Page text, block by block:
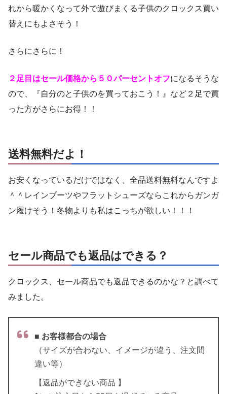
れから暖かくなって外で遊びまくる子供のクロックス買い
替えにもよさそう！
さらにさらに！
２足目はセール価格から５０パーセントオフになるそうな
ので、『自分のと子供のを買っておこう！』など２足で買
った方がさらにお得！！
送料無料だよ！
お安くなっているだけではなく、全品送料無料なんですよ
＾＾レインブーツやフラットシューズならこれからガンガ
ン履けそう！冬物よりも私はこっちが欲しい！！！
セール商品でも返品はできる？
クロックス、セール商品でも返品できるのかな？と調べて
みました。
■ お客様都合の場合
（サイズが合わない、イメージが違う、注文間
違い等）
【返品ができない商品 】